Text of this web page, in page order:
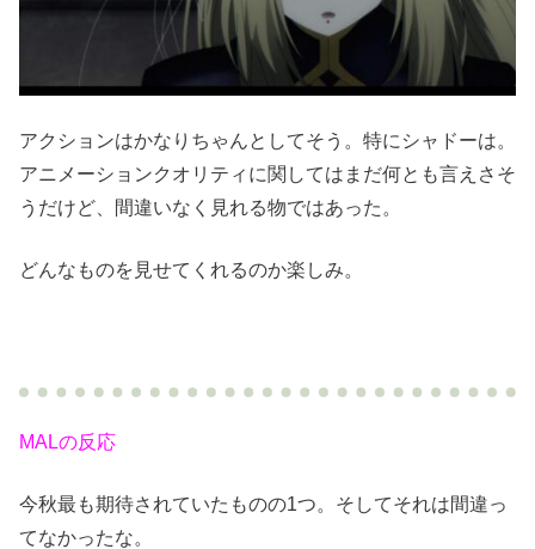
アクションはかなりちゃんとしてそう。特にシャドーは。
アニメーションクオリティに関してはまだ何とも言えさそ
うだけど、間違いなく見れる物ではあった。
どんなものを見せてくれるのか楽しみ。
MALの反応
今秋最も期待されていたものの1つ。そしてそれは間違っ
てなかったな。